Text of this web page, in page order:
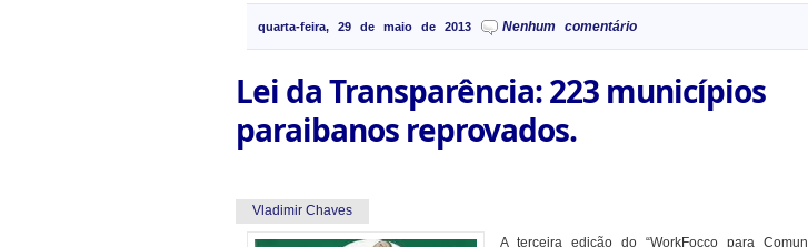
quarta-feira, 29 de maio de 2013 Nenhum comentário
Lei da Transparência: 223 municípios
paraibanos reprovados.
Vladimir Chaves
A terceira edição do “WorkFocco para